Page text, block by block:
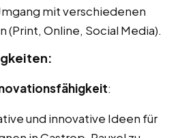
mit verschiedenen
(Print, Online, Social Media).
:
und innovative Ideen für